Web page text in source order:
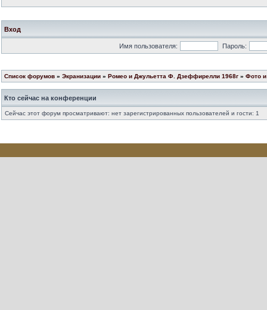
Вход
Имя пользователя: Пароль:
Список форумов » Экранизации » Ромео и Джульетта Ф. Дзеффирелли 1968г » Фото
Кто сейчас на конференции
Сейчас этот форум просматривают: нет зарегистрированных пользователей и гости: 1